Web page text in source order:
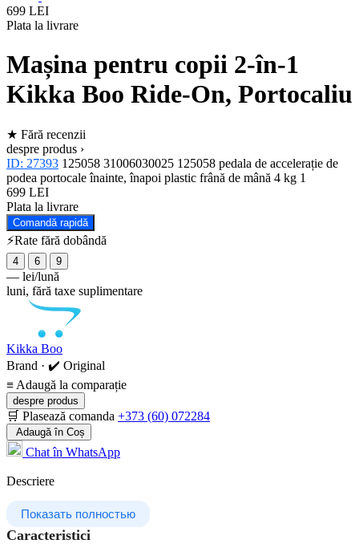
699 LEI
Plata la livrare
Mașina pentru copii 2-în-1
Kikka Boo Ride-On, Portocaliu
★ Fără recenzii
despre produs ›
ID: 27393 125058 31006030025 125058 pedala de accelerație de
podea portocale înainte, înapoi plastic frână de mână 4 kg 1
699 LEI
Plata la livrare
Comandă rapidă
⚡Rate fără dobândă
4 6 9
— lei/lună
luni, fără taxe suplimentare
Kikka Boo
Brand · ✔️ Original
≡ Adaugă la comparație
despre produs
🛒 Plasează comanda +373 (60) 072284
Adaugă în Coș
Chat în WhatsApp
Descriere
Показать полностью
Caracteristici